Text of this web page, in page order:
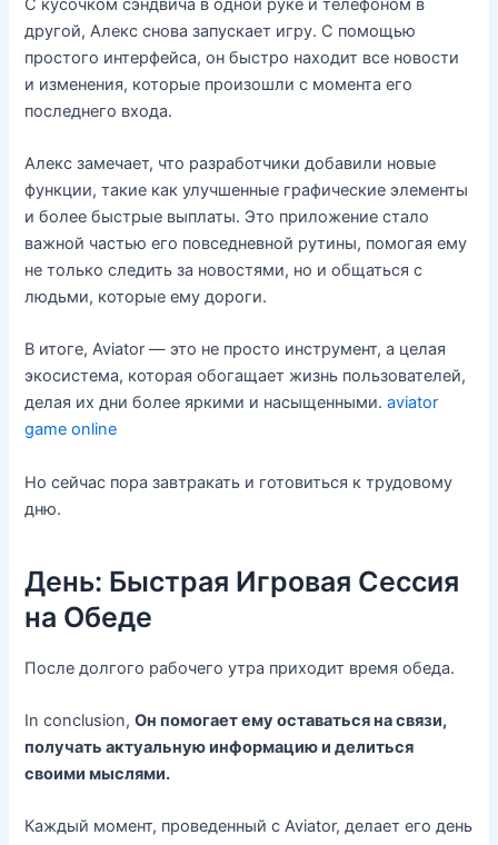
С кусочком сэндвича в одной руке и телефоном в
другой, Алекс снова запускает игру. С помощью
простого интерфейса, он быстро находит все новости
и изменения, которые произошли с момента его
последнего входа.
Алекс замечает, что разработчики добавили новые
функции, такие как улучшенные графические элементы
и более быстрые выплаты. Это приложение стало
важной частью его повседневной рутины, помогая ему
не только следить за новостями, но и общаться с
людьми, которые ему дороги.
В итоге, Aviator — это не просто инструмент, а целая
экосистема, которая обогащает жизнь пользователей,
делая их дни более яркими и насыщенными.aviator
game online
Но сейчас пора завтракать и готовиться к трудовому
дню.
День: Быстрая Игровая Сессия
на Обеде
После долгого рабочего утра приходит время обеда.
In conclusion,Он помогает ему оставаться на связи,
получать актуальную информацию и делиться
своими мыслями.
Каждый момент, проведенный с Aviator, делает его день